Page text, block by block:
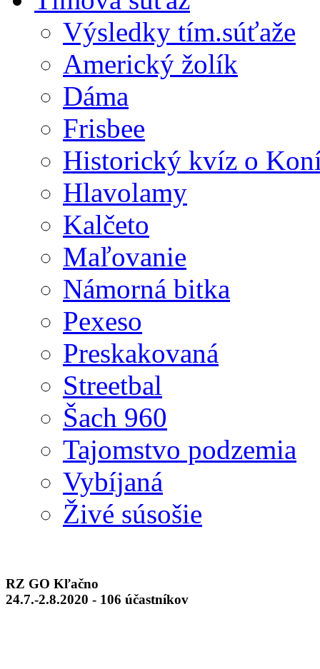
Výsledky tím.súťaže
Americký žolík
Dáma
Frisbee
Historický kvíz o
Hlavolamy
Kalčeto
Maľovanie
Námorná bitka
Pexeso
Preskakovaná
Streetbal
Šach 960
Tajomstvo podzemia
Vybíjaná
Živé súsošie
RZ GO Kľačno
24.7.-2.8.2020 - 106 účastníkov